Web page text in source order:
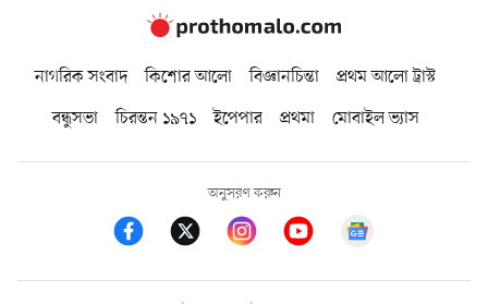
নাগরিক সংবাদ কিশোর আলো বিজ্ঞানচিন্তা
প্রথম আলো ট্রাস্ট
বন্ধুসভা
চিরন্তন ১৯৭১ ইপেপার প্রথমা মোবাইল ভ্যাস
অনুসরণ করুন